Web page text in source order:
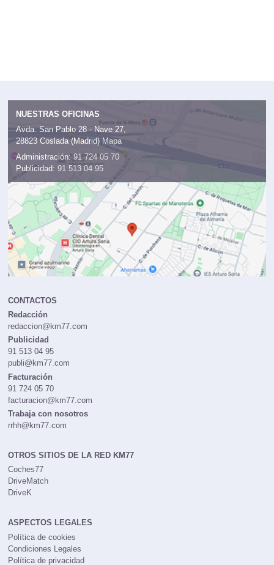
NUESTRAS OFICINAS
Avda. San Pablo 28 - Nave 27,
28823 Coslada (Madrid) Mapa
Administración: 91 724 05 70
Publicidad: 91 513 04 95
CONTACTOS
Redacción
redaccion@km77.com
Publicidad
91 513 04 95
publi@km77.com
Facturación
91 724 05 70
facturacion@km77.com
Trabaja con nosotros
rrhh@km77.com
OTROS SITIOS DE LA RED KM77
Coches77
DriveMatch
DriveK
ASPECTOS LEGALES
Política de cookies
Condiciones Legales
Política de privacidad